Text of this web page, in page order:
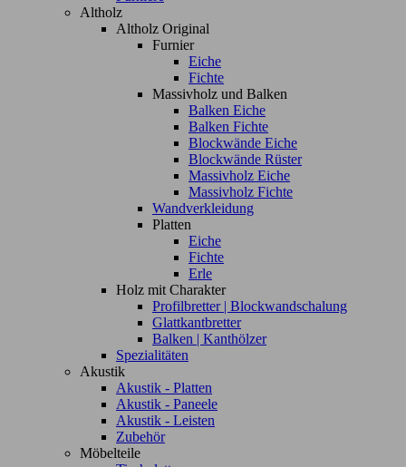
Altholz
Altholz Original
Furnier
Eiche
Fichte
Massivholz und Balken
Balken Eiche
Balken Fichte
Blockwände Eiche
Blockwände Rüster
Massivholz Eiche
Massivholz Fichte
Wandverkleidung
Platten
Eiche
Fichte
Erle
Holz mit Charakter
Profilbretter | Blockwandschalung
Glattkantbretter
Balken | Kanthölzer
Spezialitäten
Akustik
Akustik - Platten
Akustik - Paneele
Akustik - Leisten
Zubehör
Möbelteile